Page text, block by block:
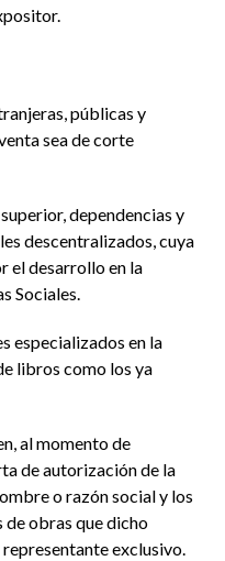
públicas y
sea de corte
dependencias y
descentralizados, cuya
el desarrollo en la
Sociales.
especializados en la
libros como los ya
al momento de
de autorización de la
o razón social y los
obras que dicho
exclusivo.